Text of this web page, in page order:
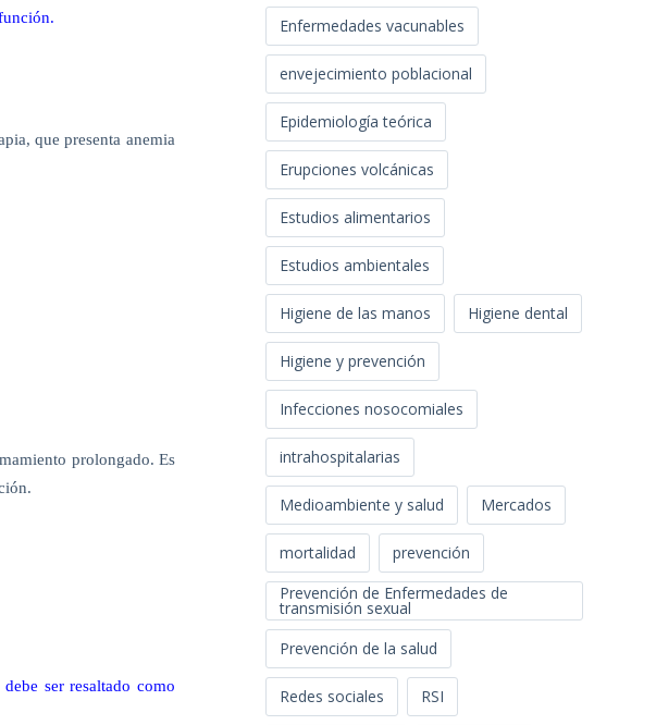
que presenta anemia
prolongado. Es
ser resaltado como
Enfermedades vacunables
envejecimiento poblacional
Epidemiología teórica
Erupciones volcánicas
Estudios alimentarios
Estudios ambientales
Higiene de las manos Higiene dental
Higiene y prevención
Infecciones nosocomiales
intrahospitalarias
Medioambiente y salud Mercados
mortalidad
prevención
Prevención de Enfermedades de
transmisión sexual
Prevención de la salud
Redes sociales RSI